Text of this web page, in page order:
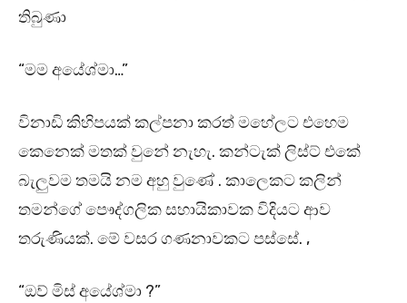
තිබුණා
“මම අයේශ්මා…”
විනාඩි කිහිපයක් කල්පනා කරත් මහේලට එහෙම
කෙනෙක් මතක් වුනේ නැහැ. කන්ටැක් ලිස්ට් එකේ
බැලුවම තමයි නම අහු වුණේ . කාලෙකට කලින්
තමන්ගේ පෞද්ගලික සහායිකාවක විදියට ආව
තරුණියක්. මේ වසර ගණනාවකට පස්සේ. ,
“ඔව් මිස් අයේශ්මා ?”